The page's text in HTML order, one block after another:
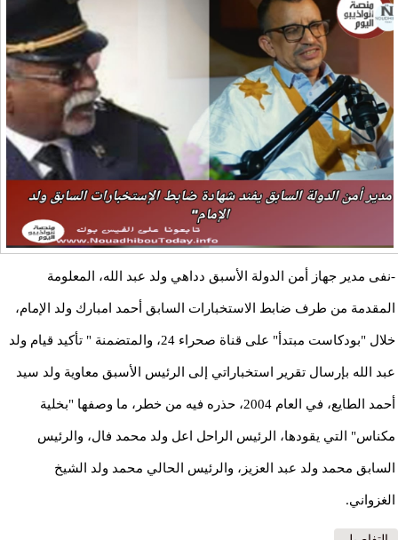
-نفى مدير جهاز أمن الدولة الأسبق دداهي ولد عبد الله، المعلومة
المقدمة من طرف ضابط الاستخبارات السابق أحمد امبارك ولد الإمام،
خلال "بودكاست مبتدأ" على قناة صحراء 24، والمتضمنة " تأكيد قيام ولد
عبد الله بإرسال تقرير استخباراتي إلى الرئيس الأسبق معاوية ولد سيد
أحمد الطايع، في العام 2004، حذره فيه من خطر، ما وصفها "بخلية
مكناس" التي يقودها، الرئيس الراحل اعل ولد محمد فال، والرئيس
السابق محمد ولد عبد العزيز، والرئيس الحالي محمد ولد الشيخ
الغزواني.